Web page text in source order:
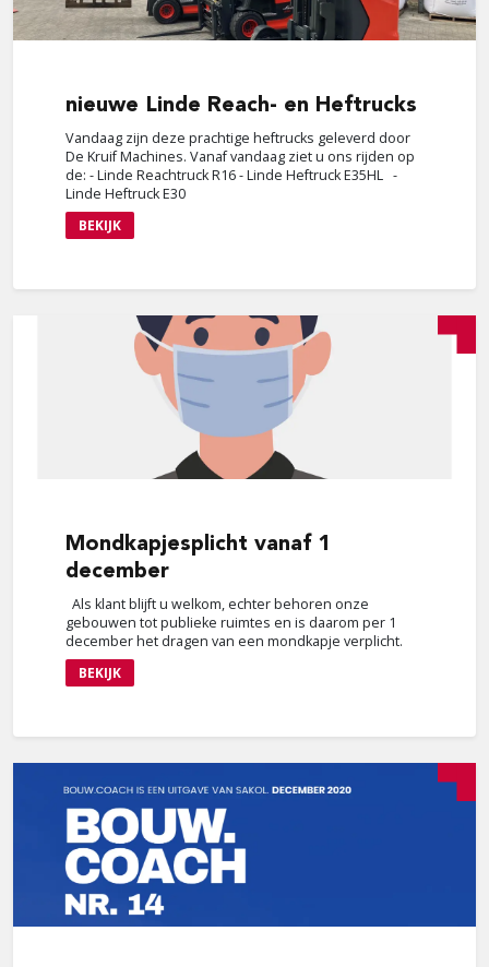
nieuwe Linde Reach- en Heftrucks
Vandaag zijn deze prachtige heftrucks geleverd door
De Kruif Machines. Vanaf vandaag ziet u ons rijden op
de: - Linde Reachtruck R16 - Linde Heftruck E35HL -
Linde Heftruck E30
BEKIJK
Mondkapjesplicht vanaf 1
december
Als klant blijft u welkom, echter behoren onze
gebouwen tot publieke ruimtes en is daarom per 1
december het dragen van een mondkapje verplicht.
BEKIJK